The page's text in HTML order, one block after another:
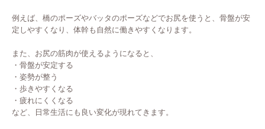
例えば、橋のポーズやバッタのポーズなどでお尻を使うと、骨盤が安
定しやすくなり、体幹も自然に働きやすくなります。
また、お尻の筋肉が使えるようになると、
・骨盤が安定する
・姿勢が整う
・歩きやすくなる
・疲れにくくなる
など、日常生活にも良い変化が現れてきます。